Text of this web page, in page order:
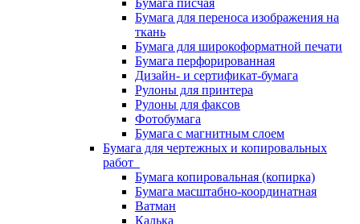
Бумага писчая
Бумага для переноса изображения на
ткань
Бумага для широкоформатной печати
Бумага перфорированная
Дизайн- и сертификат-бумага
Рулоны для принтера
Рулоны для факсов
Фотобумага
Бумага с магнитным слоем
Бумага для чертежных и копировальных
работ
Бумага копировальная (копирка)
Бумага масштабно-координатная
Ватман
Калька